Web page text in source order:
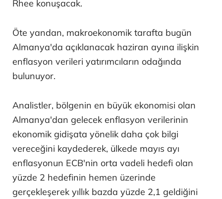
Rhee konuşacak.
Öte yandan, makroekonomik tarafta bugün
Almanya'da açıklanacak haziran ayına ilişkin
enflasyon verileri yatırımcıların odağında
bulunuyor.
Analistler, bölgenin en büyük ekonomisi olan
Almanya'dan gelecek enflasyon verilerinin
ekonomik gidişata yönelik daha çok bilgi
vereceğini kaydederek, ülkede mayıs ayı
enflasyonun ECB'nin orta vadeli hedefi olan
yüzde 2 hedefinin hemen üzerinde
gerçekleşerek yıllık bazda yüzde 2,1 geldiğini